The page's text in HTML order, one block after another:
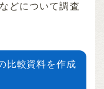
どについて調査
比較資料を作成